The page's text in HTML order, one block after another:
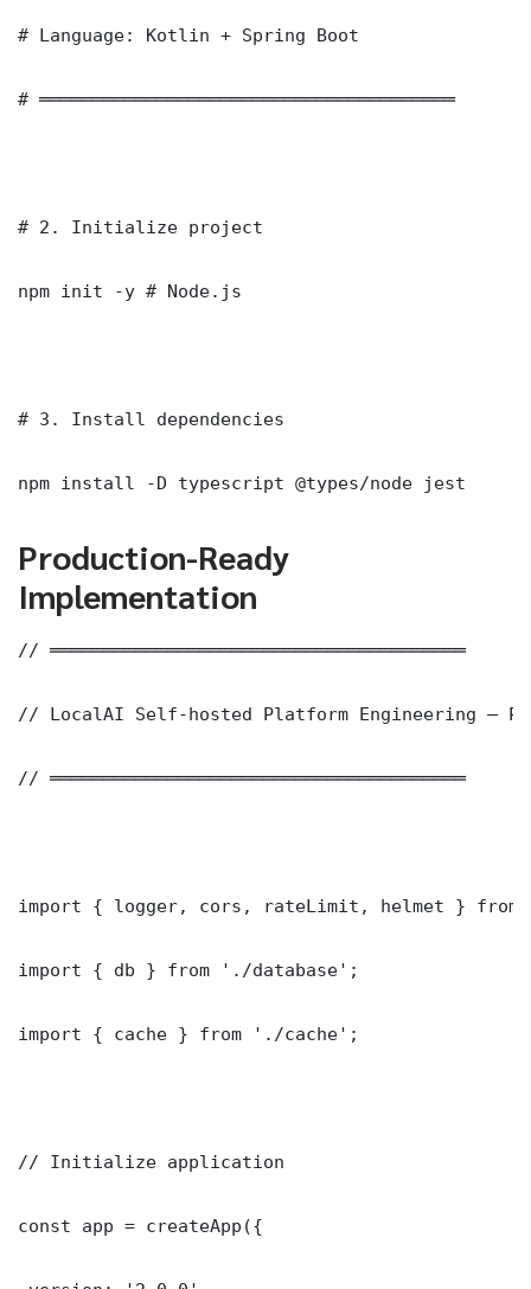
# Language: Kotlin + Spring Boot
# ═══════════════════════════════════════
# 2. Initialize project
npm init -y # Node.js
# 3. Install dependencies
npm install -D typescript @types/node jest
Production-Ready
Implementation
// ═══════════════════════════════════════
// LocalAI Self-hosted Platform Engineering —
// ═══════════════════════════════════════
import { logger, cors, rateLimit, helmet } from
import { db } from './database';
import { cache } from './cache';
// Initialize application
const app = createApp({